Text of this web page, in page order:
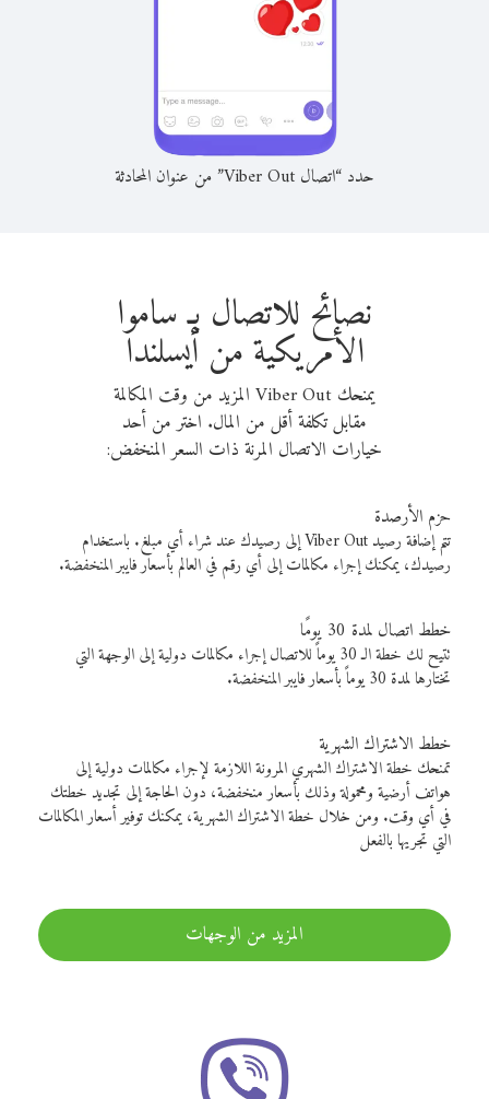
حدد “اتصال Viber Out” من عنوان المحادثة
نصائح للاتصال بـ ساموا
الأمريكية من أيسلندا
يمنحك Viber Out المزيد من وقت المكالمة
مقابل تكلفة أقل من المال. اختر من أحد
خيارات الاتصال المرنة ذات السعر المنخفض:
حزم الأرصدة
تتم إضافة رصيد Viber Out إلى رصيدك عند شراء أي مبلغ. باستخدام
رصيدك، يمكنك إجراء مكالمات إلى أي رقم في العالم بأسعار فايبر المنخفضة.
خطط اتصال لمدة 30 يومًا
تتيح لك خطة الـ 30 يوماً للاتصال إجراء مكالمات دولية إلى الوجهة التي
تختارها لمدة 30 يوماً بأسعار فايبر المنخفضة.
خطط الاشتراك الشهرية
تمنحك خطة الاشتراك الشهري المرونة اللازمة لإجراء مكالمات دولية إلى
هواتف أرضية ومحمولة وذلك بأسعار منخفضة، دون الحاجة إلى تجديد خطتك
في أي وقت. ومن خلال خطة الاشتراك الشهرية، يمكنك توفير أسعار المكالمات
التي تجريها بالفعل
المزيد من الوجهات